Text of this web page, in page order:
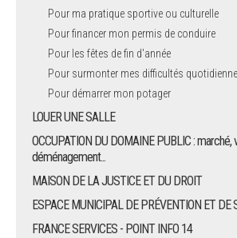
Pour ma pratique sportive ou culturelle
Pour financer mon permis de conduire
Pour les fêtes de fin d'année
Pour surmonter mes difficultés
Pour démarrer mon potager
LOUER UNE SALLE
OCCUPATION DU DOMAINE PUBLIC : marché,
déménagement...
MAISON DE LA JUSTICE ET DU DROIT
ESPACE MUNICIPAL DE PRÉVENTION ET DE
FRANCE SERVICES - POINT INFO 14